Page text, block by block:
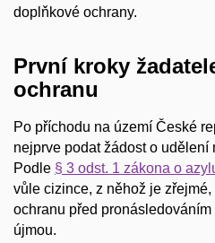
doplňkové ochrany.
První kroky
ochranu
Po příchodu na území České
nejprve podat žádost o udělení
Podle § 3 odst. 1 zákona o
vůle cizince, z něhož je
ochranu před
újmou.